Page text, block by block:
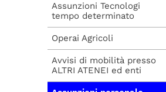
Concorsi per
collaboratori ed
esperti linguistici e
avvisi di mobilità
Assunzioni Tecnologi
tempo determinato
Assunzioni Tecnologo
tempo determinato
(art. 24 bis - Legge
240/2010)
Operai Agricoli
Avvisi di mobilità presso
ALTRI ATENEI ed enti